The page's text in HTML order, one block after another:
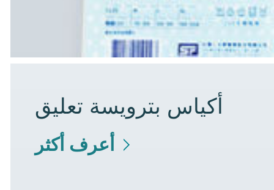
أكياس بترويسة تعليق
أعرف أكثر